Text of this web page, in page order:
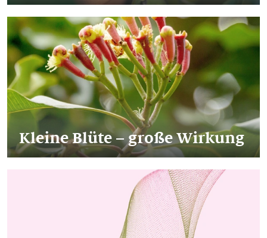
Kleine Blüte – große Wirkung